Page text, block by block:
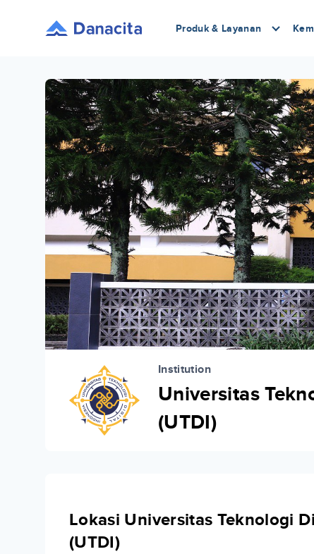
Produk & Layanan
Institution
Universitas
(UTDI)
Lokasi Universitas Teknologi
(UTDI)